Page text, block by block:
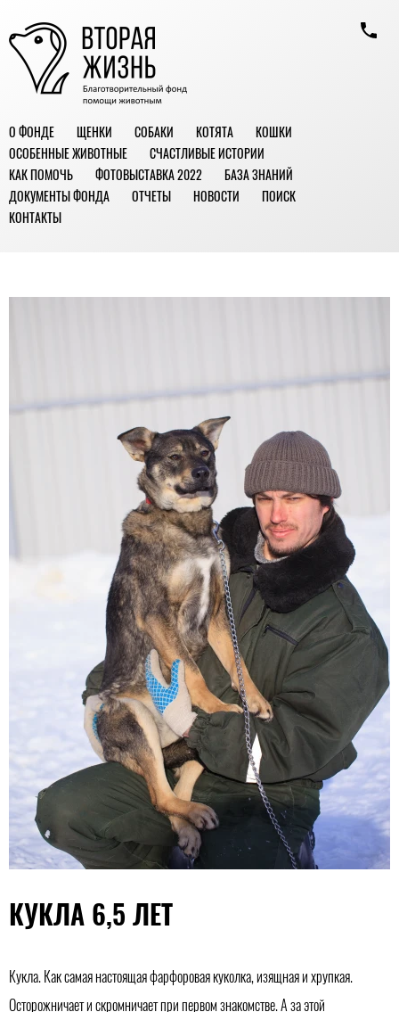
О ФОНДЕ ЩЕНКИ СОБАКИ КОТЯТА
КОШКИ
ОСОБЕННЫЕ ЖИВОТНЫЕ
СЧАСТЛИВЫЕ ИСТОРИИ
КАК ПОМОЧЬ
ФОТОВЫСТАВКА 2022
БАЗА ЗНАНИЙ
ДОКУМЕНТЫ ФОНДА
ОТЧЕТЫ НОВОСТИ
ПОИСК
КОНТАКТЫ
КУКЛА 6,5 ЛЕТ
Кукла. Как самая настоящая фарфоровая куколка, изящная и хрупкая.
Осторожничает и скромничает при первом знакомстве. А за этой